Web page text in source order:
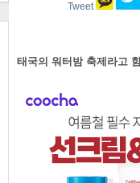
Tweet
태국의 워터밤 축제라고